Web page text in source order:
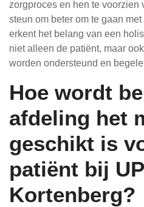
zorgproces en hen te voorzien
steun om beter om te gaan
erkent het belang van een
niet alleen de patiënt, maar
worden ondersteund en
Hoe wordt
afdeling het
geschikt is
patiënt bij
Kortenberg?